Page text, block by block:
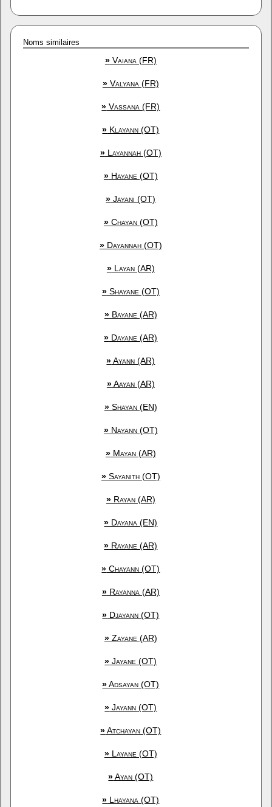
Noms similaires
»Vaiana (FR)
»Valyana (FR)
» Vassana (FR)
» Klayann (OT)
»Layannah (OT)
»Hayane (OT)
» Jayani (OT)
»Chayan (OT)
»Dayannah (OT)
»Layan (AR)
»Shayane (OT)
»Bayane (AR)
» Dayane (AR)
»Ayann (AR)
»Aayan (AR)
»Shayan (EN)
»Nayann (OT)
»Mayan (AR)
»Sayanith (OT)
»Rayan (AR)
» Dayana (EN)
» Rayane (AR)
» Chayann (OT)
»Rayanna (AR)
» Djayann (OT)
»Zayane (AR)
» Jayane (OT)
»Adsayan (OT)
» Jayann (OT)
»Atchayan (OT)
»Layane (OT)
»Ayan (OT)
» Lhayana (OT)